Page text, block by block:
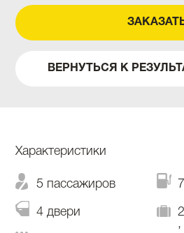
ВЕРНУТЬСЯ К
Характеристики
5 пассажиров
4 двери
,